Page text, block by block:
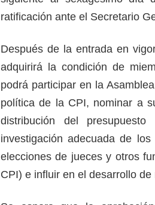
ratificación ante el Secretario
Después de la entrada en
adquirirá la condición de
podrá participar en la
política de la CPI, nominar a
distribución del
investigación adecuada de
elecciones de jueces y otros
CPI) e influir en el desarrollo